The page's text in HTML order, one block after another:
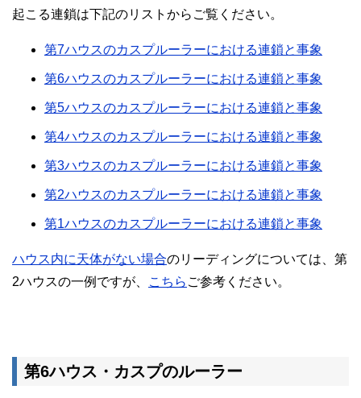
起こる連鎖は下記のリストからご覧ください。
第7ハウスのカスプルーラーにおける連鎖と事象
第6ハウスのカスプルーラーにおける連鎖と事象
第5ハウスのカスプルーラーにおける連鎖と事象
第4ハウスのカスプルーラーにおける連鎖と事象
第3ハウスのカスプルーラーにおける連鎖と事象
第2ハウスのカスプルーラーにおける連鎖と事象
第1ハウスのカスプルーラーにおける連鎖と事象
ハウス内に天体がない場合のリーディングについては、第
2ハウスの一例ですが、
こちら ご参考ください。
第6ハウス・カスプのルーラー